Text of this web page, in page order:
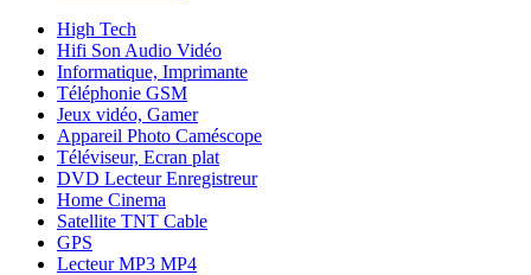
High Tech
Hifi Son Audio Vidéo
Informatique, Imprimante
Téléphonie GSM
Jeux vidéo, Gamer
Appareil Photo Caméscope
Téléviseur, Ecran plat
DVD Lecteur Enregistreur
Home Cinema
Satellite TNT Cable
GPS
Lecteur MP3 MP4